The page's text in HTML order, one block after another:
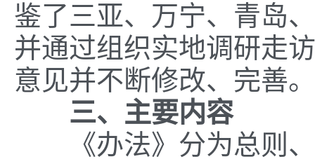
鉴了三亚、万宁、青岛
并通过组织实地调研走
意见并不断修改、完善。
三、主要内容
《办法》分为总则、